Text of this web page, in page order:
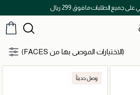
جميع الطلبات ما فوق 299 ريال
(الاختيارات الموصى بها من FACES)
وصل حديثاً